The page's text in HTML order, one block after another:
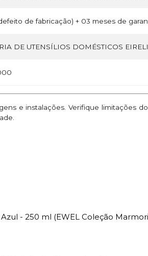
de fabricação) + 03 meses de
DE UTENSÍLIOS DOMÉSTICOS EIRELI
e instalações. Verifique limitações
- 250 ml (EWEL Coleção